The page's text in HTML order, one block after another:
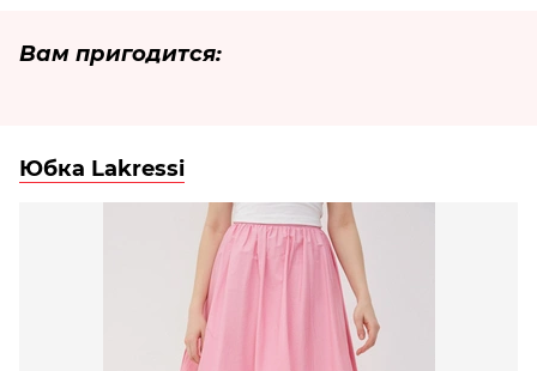
Вам пригодится:
Юбка Lakressi